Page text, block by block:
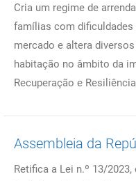
Cria um regime de
famílias com
mercado e altera
habitação no âmbito da
Recuperação e
Assembleia da
Retifica a Lei n.º 13/